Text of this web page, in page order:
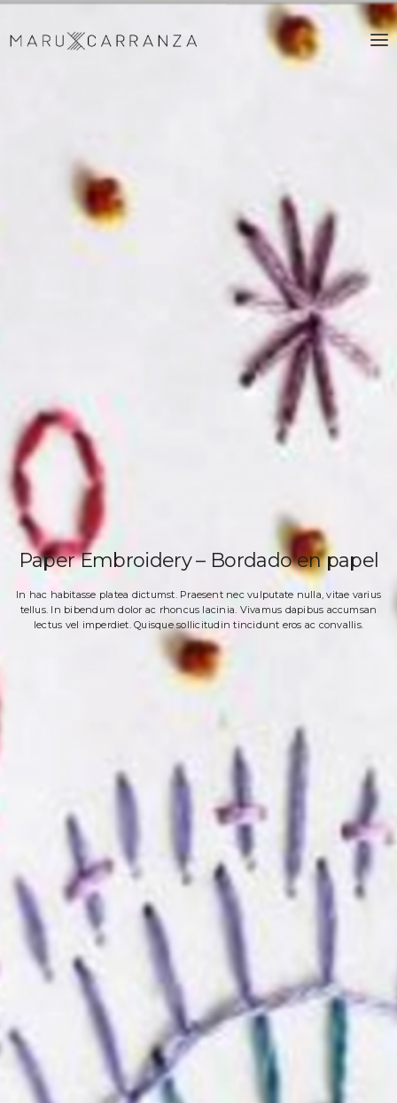
Paper Embroidery – Bordado en papel
In hac habitasse platea dictumst. Praesent nec vulputate nulla, vitae varius
tellus. In bibendum dolor ac rhoncus lacinia. Vivamus dapibus accumsan
lectus vel imperdiet. Quisque sollicitudin tincidunt eros ac convallis.